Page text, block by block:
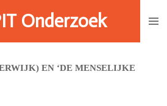
Onderzoek
EN ‘DE MENSELIJKE